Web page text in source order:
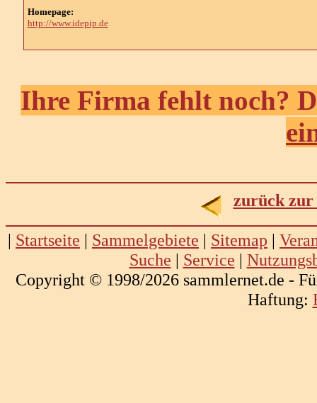
Homepage:
http://www.idepip.de
Ihre Firma fehlt noch?
zurück zur
| Startseite | Sammelgebiete | Sitemap |
Suche | Service |
Copyright © 1998/2026 sammlernet.de -
Haftung: